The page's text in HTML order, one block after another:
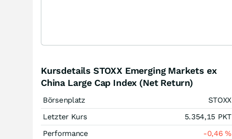
Kursdetails STOXX Emerging Markets ex
China Large Cap Index (Net Return)
Börsenplatz
STOXX
Letzter Kurs
5.354,15 PKT
Performance
-0,46%